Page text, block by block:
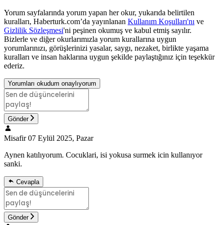
Yorum sayfalarında yorum yapan her okur, yukarıda belirtilen
kuralları, Haberturk.com’da yayınlanan Kullanım Koşulları'nı ve
Gizlilik Sözleşmesi'ni peşinen okumuş ve kabul etmiş sayılır.
Bizlerle ve diğer okurlarımızla yorum kurallarına uygun
yorumlarınızı, görüşlerinizi yasalar, saygı, nezaket, birlikte yaşama
kuralları ve insan haklarına uygun şekilde paylaştığınız için teşekkür
ederiz.
Yorumları okudum onaylıyorum
Gönder
Misafir 07 Eylül 2025, Pazar
Aynen katılıyorum. Cocuklari, isi yokusa surmek icin kullanıyor
sanki.
Cevapla
Gönder